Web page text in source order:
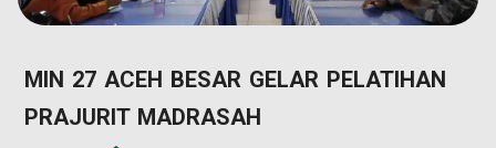
MIN 27 ACEH BESAR GELAR PELATIHAN
PRAJURIT MADRASAH